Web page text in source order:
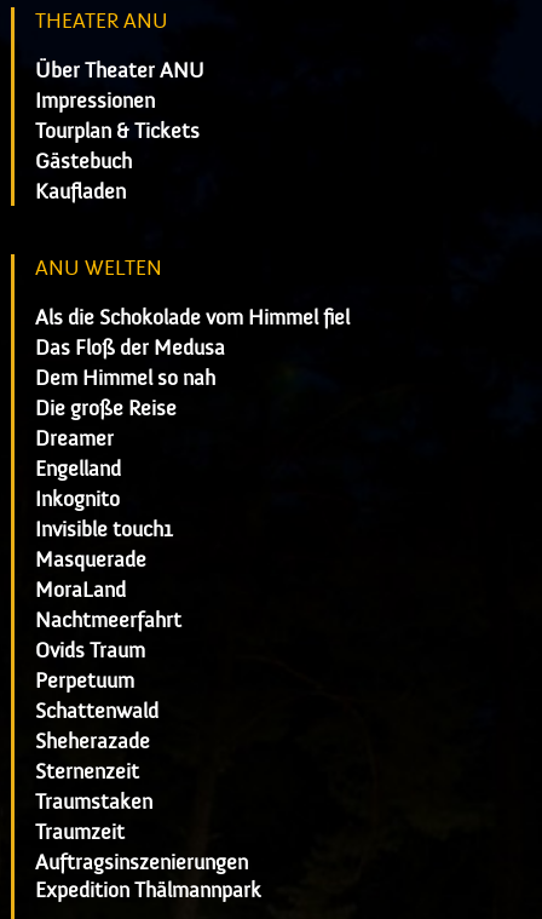
THEATER ANU
Über Theater ANU
Impressionen
Tourplan & Tickets
Gästebuch
Kaufladen
ANU WELTEN
Als die Schokolade vom Himmel fiel
Das Floß der Medusa
Dem Himmel so nah
Die große Reise
Dreamer
Engelland
Inkognito
Invisible touch1
Masquerade
MoraLand
Nachtmeerfahrt
Ovids Traum
Perpetuum
Schattenwald
Sheherazade
Sternenzeit
Traumstaken
Traumzeit
Auftragsinszenierungen
Expedition Thälmannpark